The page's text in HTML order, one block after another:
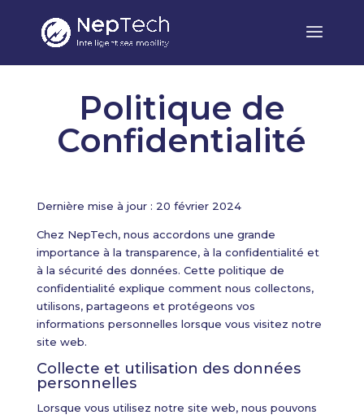
Politique de
Confidentialité
Dernière mise à jour : 20 février 2024
Chez NepTech, nous accordons une grande
importance à la transparence, à la confidentialité et
à la sécurité des données. Cette politique de
confidentialité explique comment nous collectons,
utilisons, partageons et protégeons vos
informations personnelles lorsque vous visitez notre
site web.
Collecte et utilisation des données
personnelles
Lorsque vous utilisez notre site web, nous pouvons